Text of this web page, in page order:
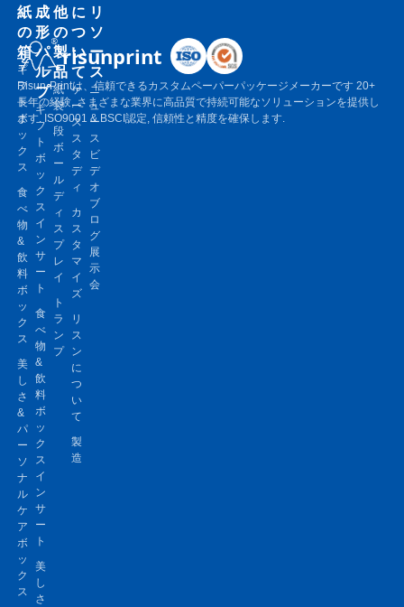
紙
の
箱
ギ
フ
ト
ボ
ッ
ク
ス
食
べ
物
&
飲
料
ボ
ッ
ク
ス
美
し
さ
&
パ
ー
ソ
ナ
ル
ケ
ア
ボ
ッ
ク
ス
成
形
パ
ル
プ
ギ
フ
ト
ボ
ッ
ク
ス
イ
ン
サ
ー
ト
食
べ
物
&
飲
料
ボ
ッ
ク
ス
イ
ン
サ
ー
ト
美
し
さ
他
の
製
品
紙
袋
段
ボ
ー
ル
デ
ィ
ス
プ
レ
イ
ト
ラ
ン
プ
に
つ
い
て
ケ
ー
ス
ス
タ
デ
ィ
カ
ス
タ
マ
イ
ズ
リ
ス
ン
に
つ
い
て
製
造
リ
ソ
ー
ス
ニ
ュ
ー
ス
ビ
デ
オ
ブ
ロ
グ
展
示
会
risunprint
Risun-Printは、信頼できるカスタムペーパーパッケージメーカーです 20+
長年の経験, さまざまな業界に高品質で持続可能なソリューションを提供し
ます. ISO9001 & BSCI認定, 信頼性と精度を確保します.